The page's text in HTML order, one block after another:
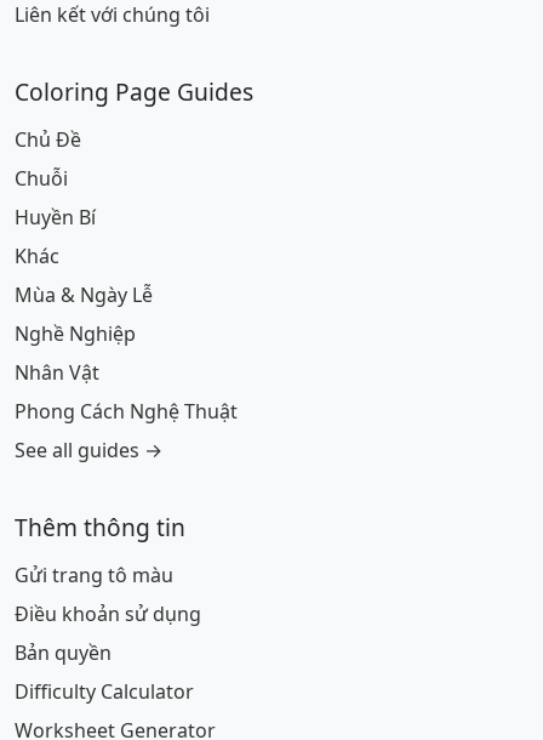
Liên kết với chúng tôi
Coloring Page Guides
Chủ Đề
Chuỗi
Huyền Bí
Khác
Mùa & Ngày Lễ
Nghề Nghiệp
Nhân Vật
Phong Cách Nghệ Thuật
See all guides →
Thêm thông tin
Gửi trang tô màu
Điều khoản sử dụng
Bản quyền
Difficulty Calculator
Worksheet Generator